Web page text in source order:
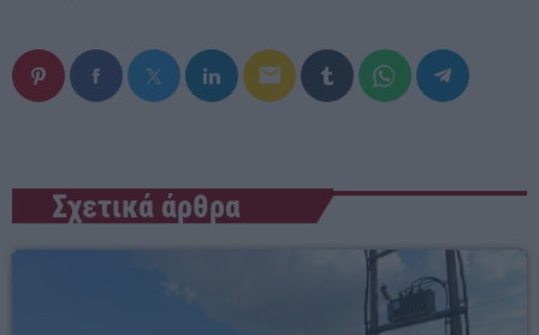
email
Σχετικά άρθρα